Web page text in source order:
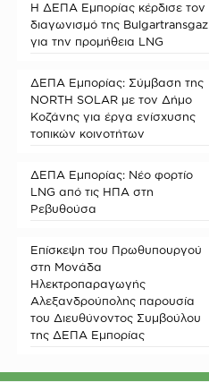
Η ΔΕΠΑ Εμπορίας κέρδισε τον
διαγωνισμό της Bulgartransgaz
για την προμήθεια LNG
ΔΕΠΑ Εμπορίας: Σύμβαση της
NORTH SOLAR με τον Δήμο
Κοζάνης για έργα ενίσχυσης
τοπικών κοινοτήτων
ΔΕΠΑ Εμπορίας: Νέο φορτίο
LNG από τις ΗΠΑ στη
Ρεβυθούσα
Επίσκεψη του Πρωθυπουργού
στη Μονάδα
Ηλεκτροπαραγωγής
Αλεξανδρούπολης παρουσία
του Διευθύνοντος Συμβούλου
της ΔΕΠΑ Εμπορίας